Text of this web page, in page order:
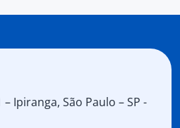
Ipiranga, São Paulo – SP -